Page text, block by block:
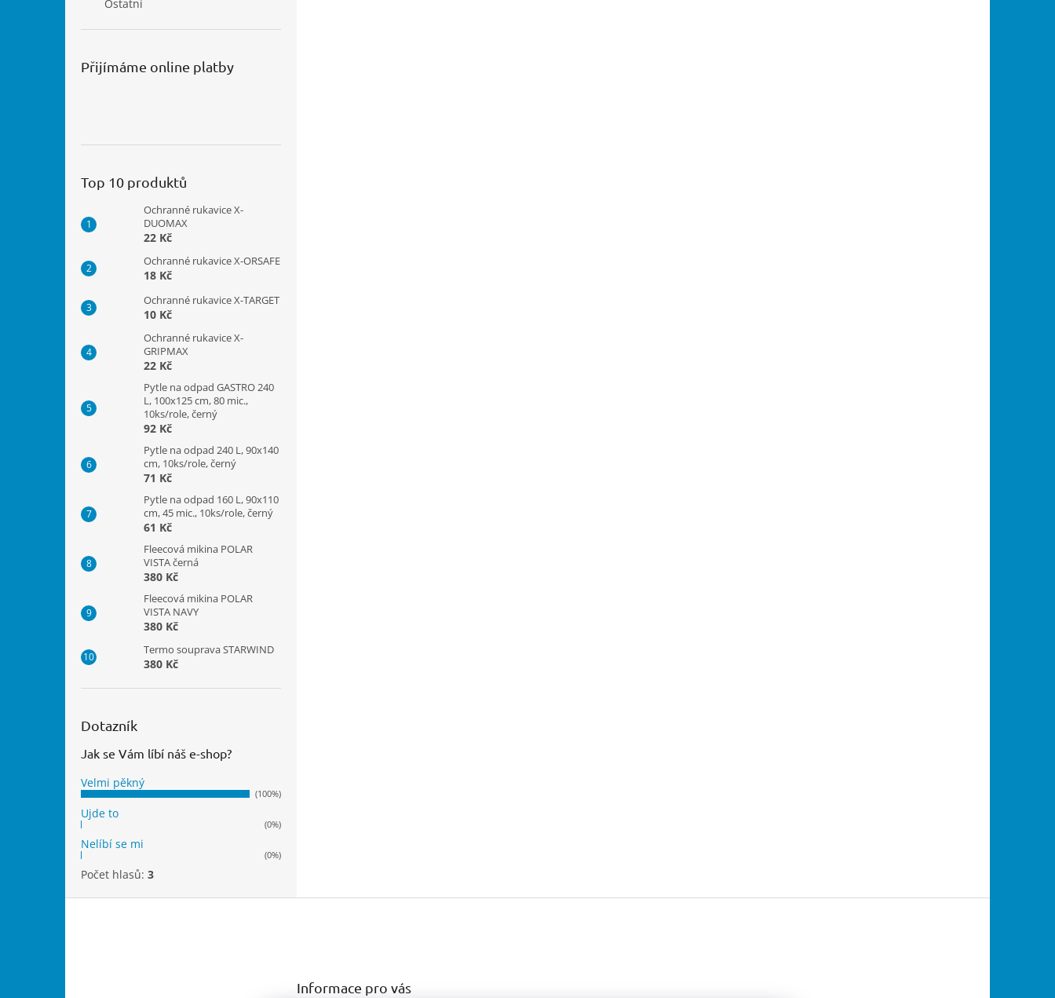
Ostatní
Přijímáme online platby
Top 10 produktů
Ochranné rukavice X-
DUOMAX
22 Kč
Ochranné rukavice X-ORSAFE
18 Kč
Ochranné rukavice X-TARGET
10 Kč
Ochranné rukavice X-
GRIPMAX
22 Kč
Pytle na odpad GASTRO 240
L, 100x125 cm, 80 mic.,
10ks/role, černý
92 Kč
Pytle na odpad 240 L, 90x140
cm, 10ks/role, černý
71 Kč
Pytle na odpad 160 L, 90x110
cm, 45 mic., 10ks/role, černý
61 Kč
Fleecová mikina POLAR
VISTA černá
380 Kč
Fleecová mikina POLAR
VISTA NAVY
380 Kč
Termo souprava STARWIND
380 Kč
Dotazník
Jak se Vám líbí náš e-shop?
Velmi pěkný
(100%)
Ujde to
(0%)
Nelíbí se mi
(0%)
Počet hlasů: 3
Informace pro vás